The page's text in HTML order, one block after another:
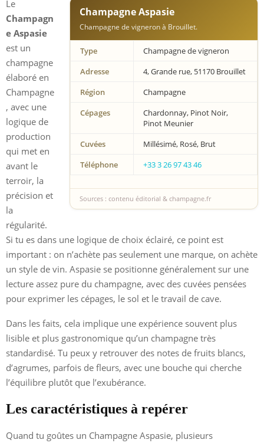
Champagne Aspasie
Champagne de vigneron à Brouillet.
Type
Champagne de vigneron
Adresse
4, Grande rue, 51170 Brouillet
Région
Champagne
Cépages
Chardonnay, Pinot Noir,
Pinot Meunier
Cuvées
Millésimé, Rosé, Brut
Téléphone
+33 3 26 97 43 46
Sources : contenu éditorial & champagne.fr
Le
Champagn
e Aspasie
est un
champagne
élaboré en
Champagne
, avec une
logique de
production
qui met en
avant le
terroir, la
précision et
la
régularité.
Si tu es dans une logique de choix éclairé, ce point est
important : on n’achète pas seulement une marque, on achète
un style de vin. Aspasie se positionne généralement sur une
lecture assez pure du champagne, avec des cuvées pensées
pour exprimer les cépages, le sol et le travail de cave.
Dans les faits, cela implique une expérience souvent plus
lisible et plus gastronomique qu’un champagne très
standardisé. Tu peux y retrouver des notes de fruits blancs,
d’agrumes, parfois de fleurs, avec une bouche qui cherche
l’équilibre plutôt que l’exubérance.
Les caractéristiques à repérer
Quand tu goûtes un Champagne Aspasie, plusieurs